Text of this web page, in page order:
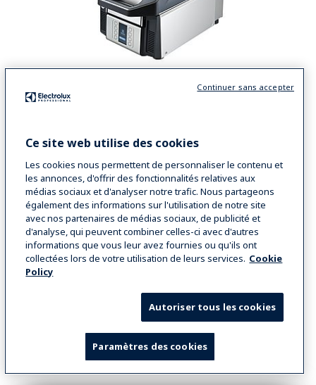
SpeeDelight with adjustable tube, ribbed,
COD603909
VOIR PLUS
Ce site web utilise des cookies
Les cookies nous permettent de personnaliser le contenu et
les annonces, d'offrir des fonctionnalités relatives aux
médias sociaux et d'analyser notre trafic. Nous partageons
également des informations sur l'utilisation de notre site
avec nos partenaires de médias sociaux, de publicité et
d'analyse, qui peuvent combiner celles-ci avec d'autres
informations que vous leur avez fournies ou qu'ils ont
collectées lors de votre utilisation de leurs services. Cookie
Policy
Autoriser tous les cookies
Paramètres des cookies
Continuer sans accepter